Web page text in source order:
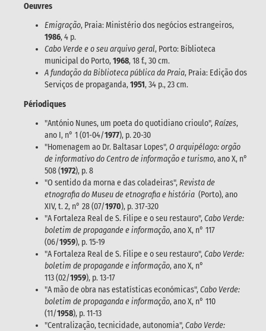
Oeuvres
Emigração, Praia: Ministério dos negócios estrangeiros,
1986, 4 p.
Cabo Verde e o seu arquivo geral, Porto: Biblioteca
municipal do Porto,1968, 18 f., 30 cm.
A fundação da Biblioteca pública da Praia, Praia: Edição dos
Serviços de propaganda,1951, 34 p., 23 cm.
Périodiques
"António Nunes, um poeta do quotidiano crioulo",Raízes,
ano I, n° 1 (01-04/1977), p. 20-30
"Homenagem ao Dr. Baltasar Lopes",O arquipélago: orgão
de informativo do Centro de informação e turismo, ano X, n°
508 (1972), p. 8
"O sentido da morna e das coladeiras",Revista de
etnografia do Museu de etnografia e história (Porto), ano
XIV, t. 2, n° 28 (07/1970), p. 317-320
"A Fortaleza Real de S. Filipe e o seu restauro",Cabo Verde:
boletim de propagande e informação, ano X, n° 117
(06/1959), p. 15-19
"A Fortaleza Real de S. Filipe e o seu restauro",Cabo Verde:
boletim de propagande e informação, ano X, n°
113 (02/1959), p. 13-17
"A mão de obra nas estatísticas económicas",Cabo Verde:
boletim de propaganda e informação, ano X, n° 110
(11/1958), p. 11-13
"Centralização, tecnicidade, autonomia",Cabo Verde: